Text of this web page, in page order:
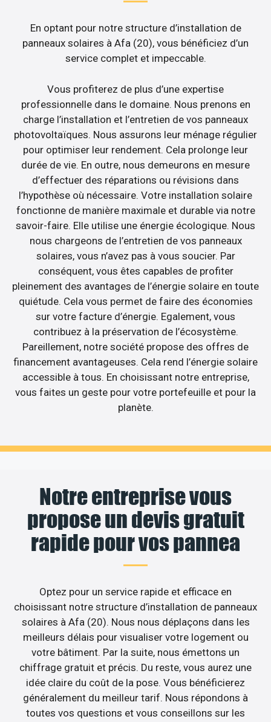
En optant pour notre structure d’installation de
panneaux solaires à Afa (20), vous bénéficiez d’un
service complet et impeccable.
Vous profiterez de plus d’une expertise
professionnelle dans le domaine. Nous prenons en
charge l’installation et l’entretien de vos panneaux
photovoltaïques. Nous assurons leur ménage régulier
pour optimiser leur rendement. Cela prolonge leur
durée de vie. En outre, nous demeurons en mesure
d’effectuer des réparations ou révisions dans
l’hypothèse où nécessaire. Votre installation solaire
fonctionne de manière maximale et durable via notre
savoir-faire. Elle utilise une énergie écologique. Nous
nous chargeons de l’entretien de vos panneaux
solaires, vous n’avez pas à vous soucier. Par
conséquent, vous êtes capables de profiter
pleinement des avantages de l’énergie solaire en toute
quiétude. Cela vous permet de faire des économies
sur votre facture d’énergie. Egalement, vous
contribuez à la préservation de l’écosystème.
Pareillement, notre société propose des offres de
financement avantageuses. Cela rend l’énergie solaire
accessible à tous. En choisissant notre entreprise,
vous faites un geste pour votre portefeuille et pour la
planète.
Notre entreprise vous
propose un devis gratuit
rapide pour vos pannea
Optez pour un service rapide et efficace en
choisissant notre structure d’installation de panneaux
solaires à Afa (20). Nous nous déplaçons dans les
meilleurs délais pour visualiser votre logement ou
votre bâtiment. Par la suite, nous émettons un
chiffrage gratuit et précis. Du reste, vous aurez une
idée claire du coût de la pose. Vous bénéficierez
généralement du meilleur tarif. Nous répondons à
toutes vos questions et vous conseillons sur les